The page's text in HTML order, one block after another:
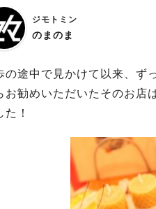
ジモトミン
のまのま
の途中で見かけて以来、ず
お勧めいただいたそのお店
た！